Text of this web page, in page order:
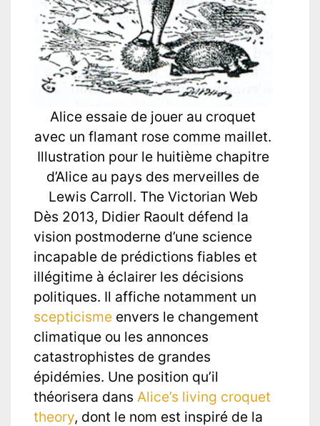
Alice essaie de jouer au croquet
avec un flamant rose comme maillet.
Illustration pour le huitième chapitre
d’Alice au pays des merveilles de
Lewis Carroll. The Victorian Web
Dès 2013, Didier Raoult défend la
vision postmoderne d’une science
incapable de prédictions fiables et
illégitime à éclairer les décisions
politiques. Il affiche notamment un
scepticisme envers le changement
climatique ou les annonces
catastrophistes de grandes
épidémies. Une position qu’il
théorisera dans Alice’s living croquet
theory, dont le nom est inspiré de la